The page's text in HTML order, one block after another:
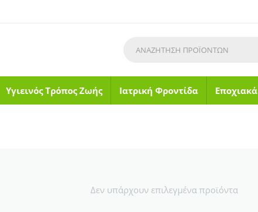
Υγιεινός Τρόπος Ζωής Ιατρική Φροντίδα Εποχιακά
Δεν υπάρχουν επιλεγμένα προϊόντα